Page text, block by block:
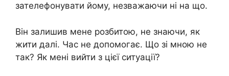
зателефонувати йому, незважаючи ні на що.
Він залишив мене розбитою, не знаючи, як
жити далі. Час не допомогає. Що зі мною не
так? Як мені вийти з цієї ситуації?